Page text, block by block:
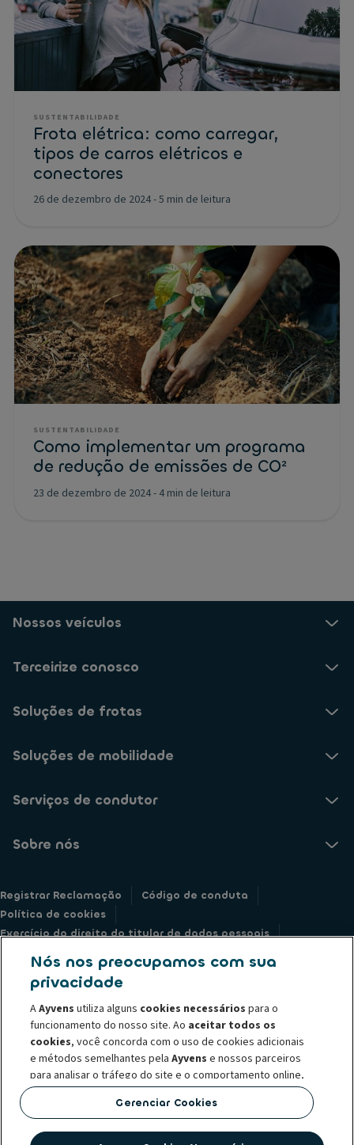
SUSTENTABILIDADE
Frota elétrica: como carregar,
tipos de carros elétricos e
conectores
26 de dezembro de 2024-5 min de leitura
SUSTENTABILIDADE
Como implementar um programa
de redução de emissões de CO²
23 de dezembro de 2024- 4 min de leitura
Nossos veículos
Terceirize conosco
Soluções de frotas
Soluções de mobilidade
Serviços de condutor
Sobre nós
Registrar Reclamação
Código de conduta
Política de cookies
Exercício do direito do titular de dados pessoais
Societe Generale
Whistleblowing
© 2026 O Grupo Ayvens é líder global em mobilidade sustentável, oferece
serviços de locação de longo prazo, assinatura flexíveis, serviços de
gestão de frotas e soluções multimobilidade para uma base de clientes
de grandes empresas, PMEs, profissionais e particulares. Presente em 42
países, a Ayvens utiliza sua posição privilegiada para impulsionar o "net
Nós nos preocupamos com sua
privacidade
AAyvens utiliza alguns cookies necessários para o
funcionamento do nosso site. Ao aceitar todos os
cookies, você concorda com o uso de cookies adicionais
e métodos semelhantes pelaAyvens e nossos parceiros
para analisar o tráfego do site e o comportamento online,
oferecer recursos de mídia social e personalizar
conteúdo e anúncios dentro/fora do nosso site.
Você pode gerenciar cookies ou retirar seu
Gerenciar Cookies